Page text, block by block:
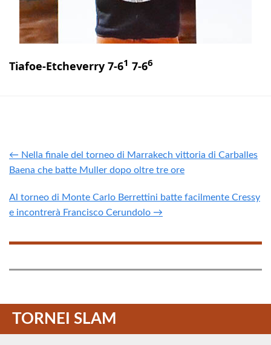
Tiafoe-Etcheverry 7-61 7-66
← Nella finale del torneo di Marrakech vittoria di Carballes
Baena che batte Muller dopo oltre tre ore
Al torneo di Monte Carlo Berrettini batte facilmente Cressy
e incontrerà Francisco Cerundolo →
TORNEI SLAM